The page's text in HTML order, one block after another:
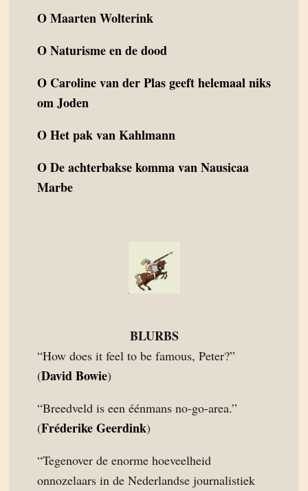
OMaarten Wolterink
ONaturisme en de dood
O Caroline van der Plas geeft helemaal niks
om Joden
OHet pak van Kahlmann
ODe achterbakse komma van Nausicaa
Marbe
BLURBS
“How does it feel to be famous, Peter?”
(David Bowie)
“Breedveld is een éénmans no-go-area.”
(Fréderike Geerdink)
“Tegenover de enorme hoeveelheid
onnozelaars in de Nederlandse journalistiek